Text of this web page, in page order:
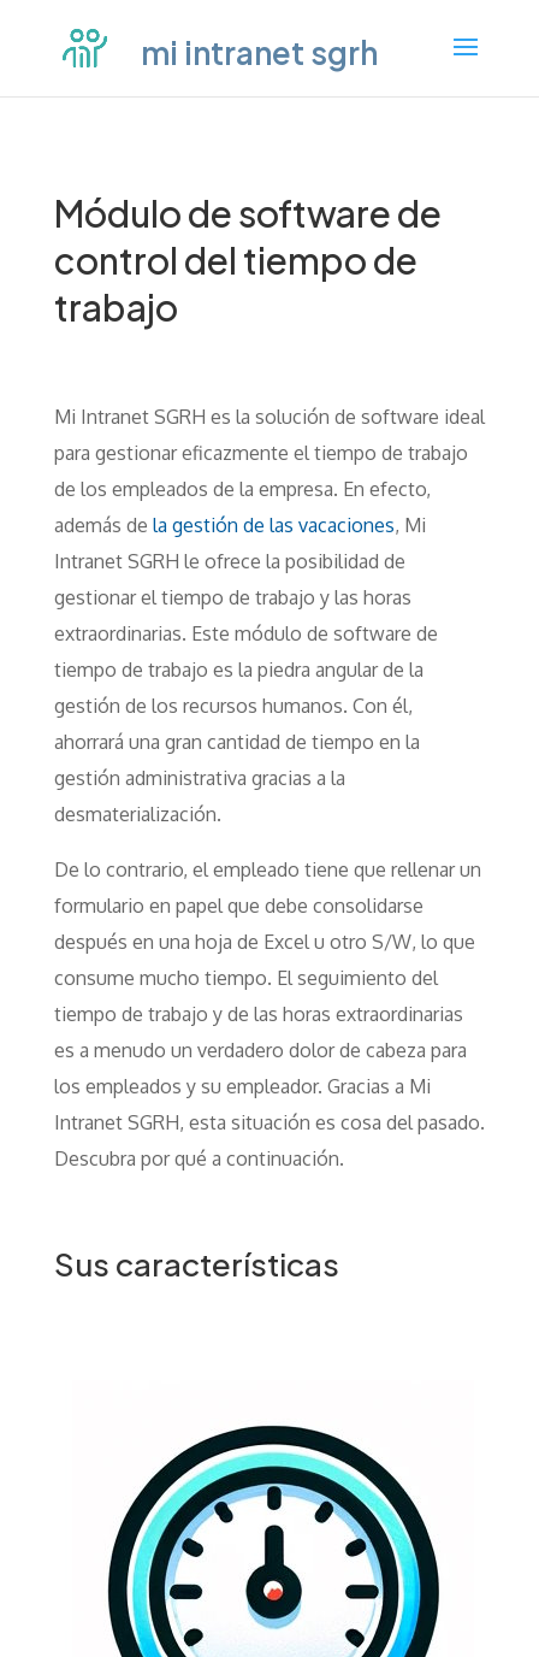
Módulo de software de
control del tiempo de
trabajo
Mi Intranet SGRH es la solución de software ideal
para gestionar eficazmente el tiempo de trabajo
de los empleados de la empresa. En efecto,
además de la gestión de las vacaciones, Mi
Intranet SGRH le ofrece la posibilidad de
gestionar el tiempo de trabajo y las horas
extraordinarias. Este módulo de software de
tiempo de trabajo es la piedra angular de la
gestión de los recursos humanos. Con él,
ahorrará una gran cantidad de tiempo en la
gestión administrativa gracias a la
desmaterialización.
De lo contrario, el empleado tiene que rellenar un
formulario en papel que debe consolidarse
después en una hoja de Excel u otro S/W, lo que
consume mucho tiempo. El seguimiento del
tiempo de trabajo y de las horas extraordinarias
es a menudo un verdadero dolor de cabeza para
los empleados y su empleador. Gracias a Mi
Intranet SGRH, esta situación es cosa del pasado.
Descubra por qué a continuación.
Sus características
mi intranet sgrh